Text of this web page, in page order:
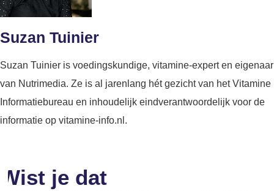
Suzan Tuinier
Suzan Tuinier is voedingskundige, vitamine-expert en eigenaar
van Nutrimedia. Ze is al jarenlang hét gezicht van het Vitamine
Informatiebureau en inhoudelijk eindverantwoordelijk voor de
informatie op vitamine-info.nl.
Wist je dat